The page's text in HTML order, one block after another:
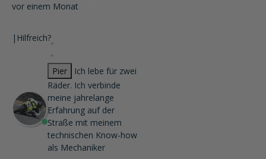
vor einem Monat
| Hilfreich?
Pier
Ich lebe für zwei
Räder. Ich verbinde
meine jahrelange
Erfahrung auf der
Straße mit meinem
technischen Know-how
als Mechaniker